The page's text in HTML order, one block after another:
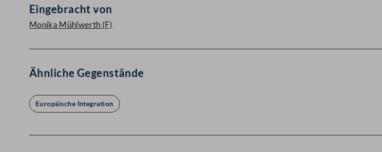
Eingebracht von
Monika Mühlwerth (F)
Ähnliche Gegenstände
Europäische Integration